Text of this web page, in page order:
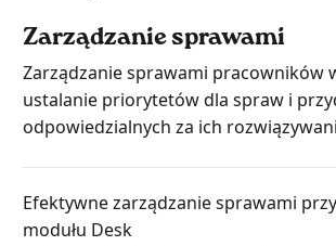
Zarządzanie sprawami
Zarządzanie sprawami pracowników
ustalanie priorytetów dla spraw i
odpowiedzialnych za ich
Efektywne zarządzanie sprawami
modułu Desk